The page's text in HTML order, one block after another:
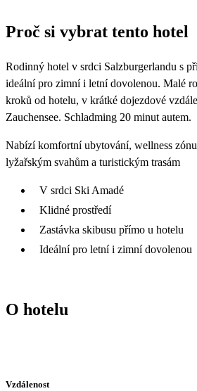
24
4 319
25 26 27
31
3 769
Proč si vybrat tento hotel
Rodinný hotel v srdci Salzburgerlandu s
ideální pro zimní i letní dovolenou. Malé
kroků od hotelu, v krátké dojezdové
Zauchensee. Schladming 20 minut autem.
Nabízí komfortní ubytování, wellness
lyžařským svahům a turistickým trasám
V srdci Ski Amadé
Klidné prostředí
Zastávka skibusu přímo u hotelu
Ideální pro letní i zimní dovolenou
O hotelu
Vzdálenost